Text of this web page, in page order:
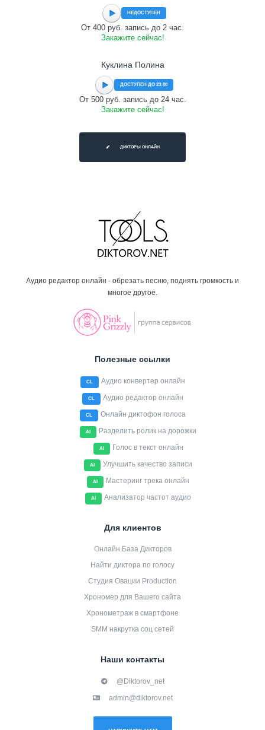
НЕДОСТУПЕН
От 400 руб. запись до 2 час.
Закажите сейчас!
Куклина Полина
ДОСТУПЕН ДО 23:00
От 500 руб. запись до 24 час.
Закажите сейчас!
ДИКТОРЫ ОНЛАЙН
Аудио редактор онлайн - обрезать песню, поднять громкость и
многое другое.
Полезные ссылки
CL Аудио конвертер онлайн
CL Аудио редактор онлайн
CL Онлайн диктофон голоса
AI Разделить ролик на дорожки
AI Голос в текст онлайн
AI Улучшить качество записи
AI Мастеринг трека онлайн
AI Анализатор частот аудио
Для клиентов
Онлайн База Дикторов
Найти диктора по голосу
Студия Овации Production
Хрономер для Вашего сайта
Хронометраж в смартфоне
SMM накрутка соц сетей
Наши контакты
@Diktorov_net
admin@diktorov.net